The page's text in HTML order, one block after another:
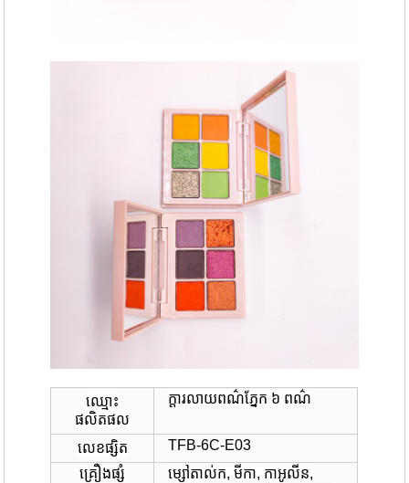
ឈ្មោះ
ផលិតផល
ក្ដារលាយពណ៌ភ្នែក ៦ ពណ៌
លេខផ្សិត
TFB-6C-E03
គ្រឿងផ្សំ
ម្សៅ​តាល់ក, មីកា, កាអូលីន,